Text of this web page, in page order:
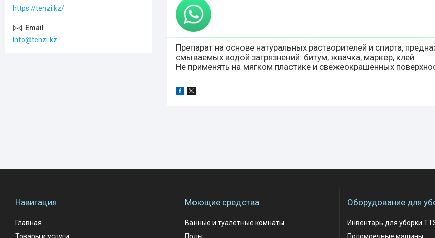
Препарат на основе натуральных растворителей и спирта,
смываемых водой загрязнений: битум, жвачка, маркер, клей.
Не применять на мягком пластике и свежеокрашенных
https://tenzi.kz/
Info@tenzi.kz
Навигация
Главная
Моющие средства
Ванные и туалетные комнаты
Оборудование для
Инвентарь для уборки